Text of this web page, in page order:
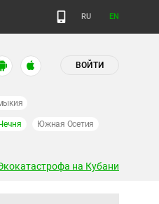
RU EN
ВОЙТИ
Южная Осетия
на Кубани